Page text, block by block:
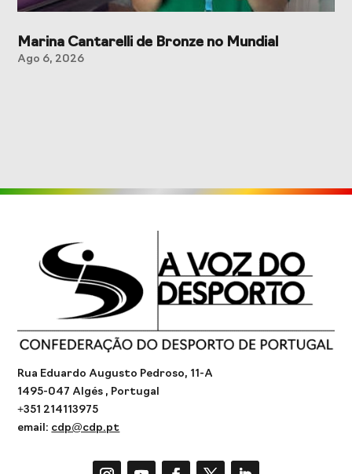
Marina Cantarelli de Bronze no Mundial
Ago 6, 2026
Rua Eduardo Augusto Pedroso, 11-A
1495-047 Algés , Portugal
+351 214113975
email: cdp@cdp.pt